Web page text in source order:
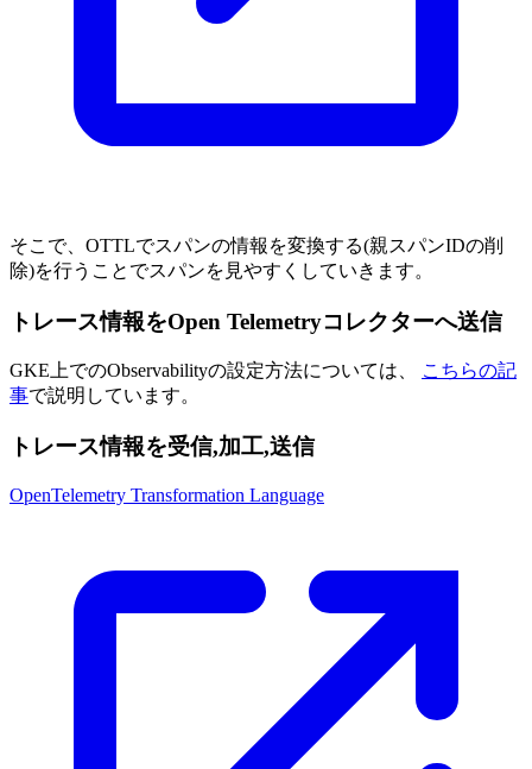
そこで、OTTLでスパンの情報を変換する(親スパンIDの削
除)を行うことでスパンを見やすくしていきます。
トレース情報をOpen Telemetryコレクターへ送信
GKE上でのObservabilityの設定方法については、
こちらの記
事で説明しています。
トレース情報を受信,加工,送信
OpenTelemetry Transformation Language